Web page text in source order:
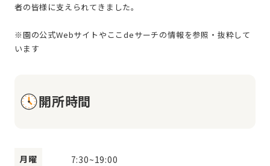
者の皆様に支えられてきました。
※園の公式Webサイトやここdeサーチの情報を参照・抜粋して
開所時間
月曜 7:30~19:00